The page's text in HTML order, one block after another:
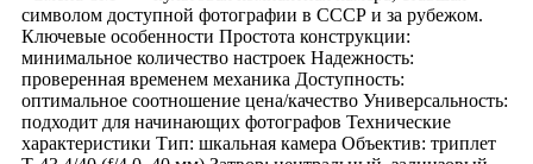
символом доступной фотографии в СССР и за рубежом.
Ключевые особенности Простота конструкции:
минимальное количество настроек Надежность:
проверенная временем механика Доступность:
оптимальное соотношение цена/качество Универсальность:
подходит для начинающих фотографов Технические
характеристики Тип: шкальная камера Объектив: триплет